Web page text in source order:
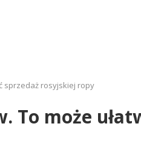
sprzedaż rosyjskiej ropy
To może